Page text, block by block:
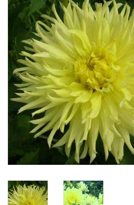
Dahlia kleur
Dahlia Groep
Cadeaubon
Algemeen